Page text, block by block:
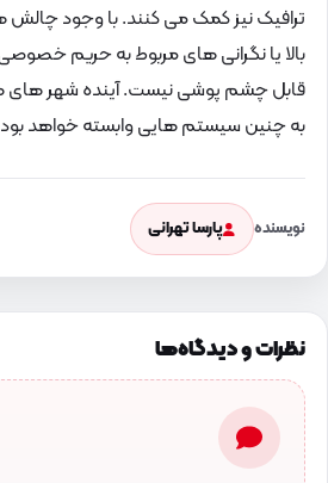
ترافیک نیز کمک می کنند. با وجود
بالا یا نگرانی های مربوط به حریم
قابل چشم پوشی نیست. آینده شهر
به چنین سیستم هایی وابسته خواهد
نویسنده پارسا تهرانی
نظرات و دیدگاه‌ها